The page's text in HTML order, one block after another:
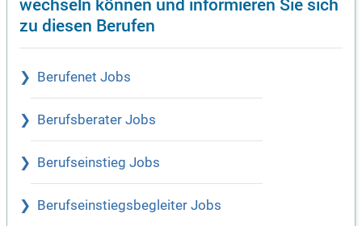
zu diesen Berufen
Berufenet Jobs
Berufsberater Jobs
Berufseinstieg Jobs
Berufseinstiegsbegleiter Jobs